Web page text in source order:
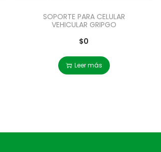
SOPORTE PARA CELULAR
VEHICULAR GRIPGO
$0
Leer más